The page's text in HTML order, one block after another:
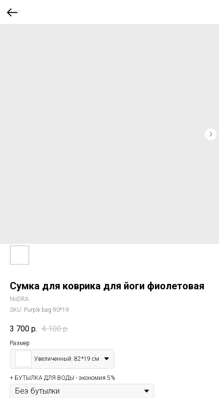
Сумка для коврика для йоги фиолетовая
NiiDRA
SKU: Purple bag 90*19
3 700 р. 4 100 р.
Размер
Увеличенный. 82*19 см
+ БУТЫЛКА ДЛЯ ВОДЫ - экономия 5%